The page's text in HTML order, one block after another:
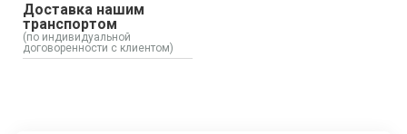
Доставка нашим
транспортом
(по индивидуальной
договоренности с клиентом)